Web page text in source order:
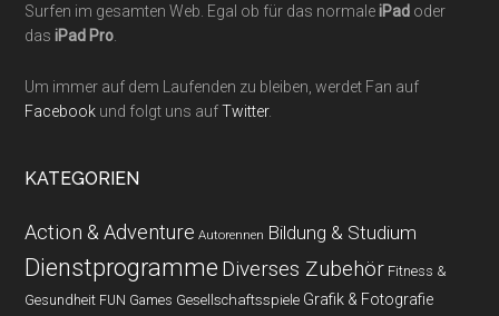
Surfen im gesamten Web. Egal ob für das normaleiPad oder
dasiPad Pro
Um immer auf dem Laufenden zu bleiben, werdet Fan auf
Facebook und folgt uns aufTwitter.
KATEGORIEN
Action & Adventure Autorennen Bildung & Studium
Dienstprogramme Diverses Zubehör Fitness &
Gesundheit FUN Games Gesellschaftsspiele Grafik & Fotografie